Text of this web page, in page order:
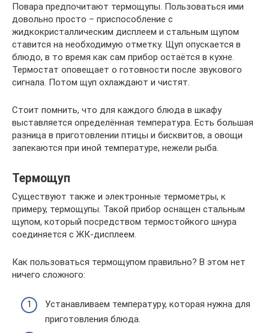
Повара предпочитают термощупы. Пользоваться ими
довольно просто – приспособление с
жидкокристаллическим дисплеем и стальным щупом
ставится на необходимую отметку. Щуп опускается в
блюдо, в то время как сам прибор остаётся в кухне.
Термостат оповещает о готовности после звукового
сигнала. Потом щуп охлаждают и чистят.
Стоит помнить, что для каждого блюда в шкафу
выставляется определённая температура. Есть большая
разница в приготовлении птицы и бисквитов, а овощи
запекаются при иной температуре, нежели рыба.
Термощуп
Существуют также и электронные термометры, к
примеру, термощупы. Такой прибор оснащен стальным
щупом, который посредством термостойкого шнура
соединяется с ЖК-дисплеем.
Как пользоваться термощупом правильно? В этом нет
ничего сложного:
Устанавливаем температуру, которая нужна для
приготовления блюда.